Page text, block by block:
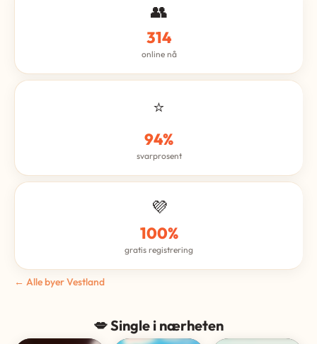
👥
314
online nå
⭐
94%
svarprosent
💜
100%
gratis registrering
← Alle byer Vestland
💋 Single i nærheten